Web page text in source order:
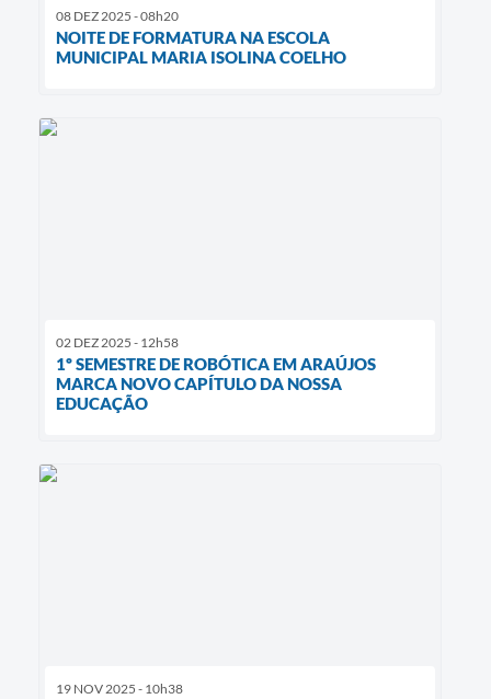
08 DEZ 2025 - 08h20
NOITE DE FORMATURA NA ESCOLA
MUNICIPAL MARIA ISOLINA COELHO
02 DEZ 2025 - 12h58
1º SEMESTRE DE ROBÓTICA EM ARAÚJOS
MARCA NOVO CAPÍTULO DA NOSSA
EDUCAÇÃO
19 NOV 2025 - 10h38